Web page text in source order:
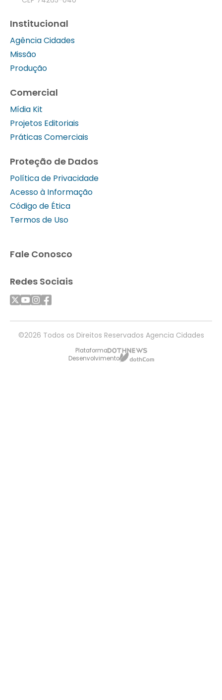
Institucional
Agência Cidades
Missão
Produção
Comercial
Mídia Kit
Projetos Editoriais
Práticas Comerciais
Proteção de Dados
Política de Privacidade
Acesso à Informação
Código de Ética
Termos de Uso
Fale Conosco
Redes Sociais
©2026 Todos os Direitos Reservados Agencia Cidades
Plataforma
Desenvolvimento